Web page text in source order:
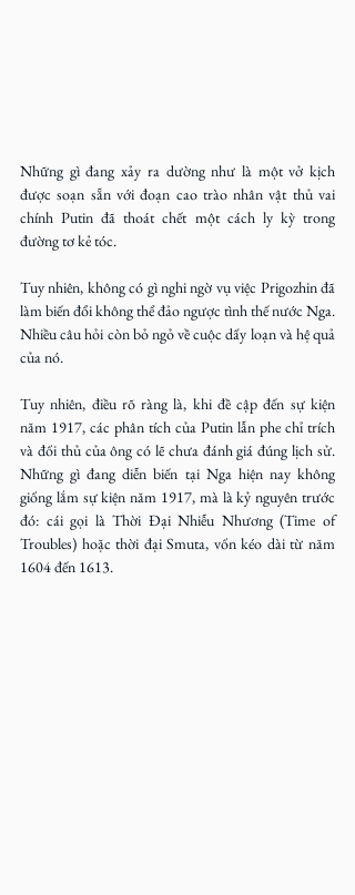
Những gì đang xảy ra dường như là một vở kịch
được soạn sẵn với đoạn cao trào nhân vật thủ vai
chính Putin đã thoát chết một cách ly kỳ trong
đường tơ kẻ tóc.
Tuy nhiên, không có gì nghi ngờ vụ việc Prigozhin đã
làm biến đổi không thể đảo ngược tình thế nước Nga.
Nhiều câu hỏi còn bỏ ngỏ về cuộc dấy loạn và hệ quả
của nó.
Tuy nhiên, điều rõ ràng là, khi đề cập đến sự kiện
năm 1917, các phân tích của Putin lẫn phe chỉ trích
và đối thủ của ông có lẽ chưa đánh giá đúng lịch sử.
Những gì đang diễn biến tại Nga hiện nay không
giống lắm sự kiện năm 1917, mà là kỷ nguyên trước
đó: cái gọi là Thời Đại Nhiễu Nhương (Time of
Troubles) hoặc thời đại Smuta, vốn kéo dài từ năm
1604 đến 1613.